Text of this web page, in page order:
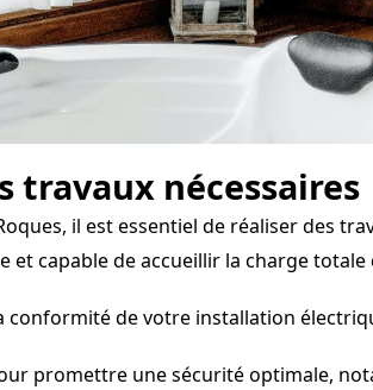
travaux nécessaires
il est essentiel de réaliser des
capable de accueillir la charge
conformité de votre installation
promettre une sécurité optimale,